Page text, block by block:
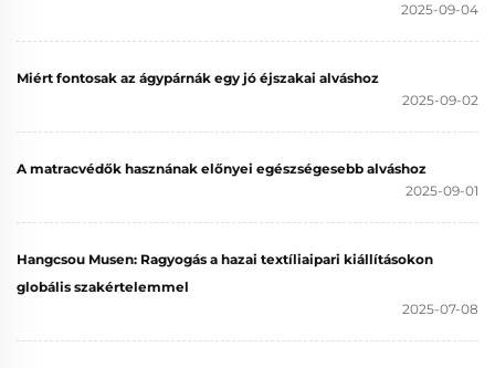
2025-09-04
Miért fontosak az ágypárnák egy jó éjszakai alváshoz
2025-09-02
A matracvédők hasznának előnyei egészségesebb alváshoz
2025-09-01
Hangcsou Musen: Ragyogás a hazai textíliaipari kiállításokon
globális szakértelemmel
2025-07-08